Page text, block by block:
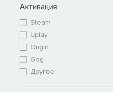
Активация
Steam
Uplay
Origin
Gog
Другое